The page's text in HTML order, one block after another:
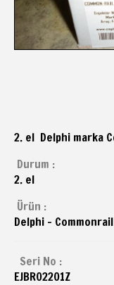
2. el Delphi marka
Durum :
2. el
Ürün :
Delphi -
Seri No :
EJBR02201Z